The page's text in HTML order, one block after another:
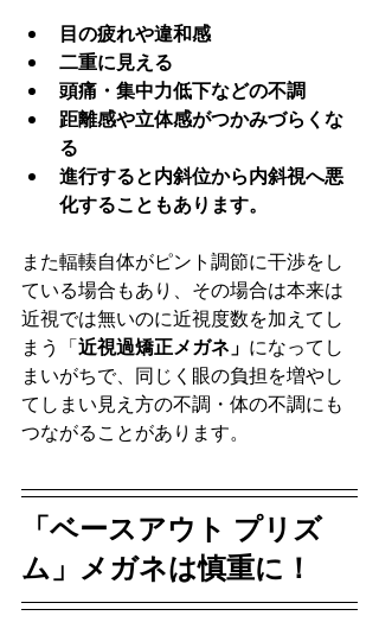
目の疲れや違和感
二重に見える
頭痛・集中力低下などの不調
距離感や立体感がつかみづらくな
る
進行すると内斜位から内斜視へ悪
化することもあります。
また輻輳自体がピント調節に干渉をし
ている場合もあり、その場合は本来は
近視では無いのに近視度数を加えてし
まう「近視過矯正メガネ」 になってし
まいがちで、同じく眼の負担を増やし
てしまい見え方の不調・体の不調にも
つながることがあります。
「ベースアウト プリズ
ム」メガネは慎重に！